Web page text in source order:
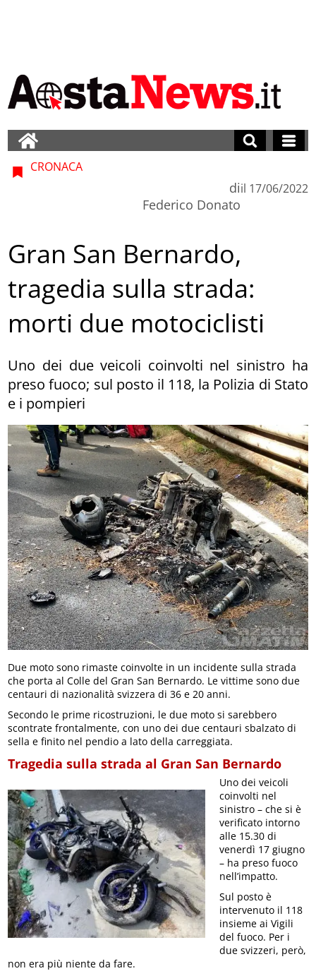
CRONACA
di
Federico Donato
il 17/06/2022
Gran San Bernardo,
tragedia sulla strada:
morti due motociclisti
Uno dei due veicoli coinvolti nel sinistro ha
preso fuoco; sul posto il 118, la Polizia di Stato
e i pompieri
Due moto sono rimaste coinvolte in un incidente sulla strada
che porta al Colle del Gran San Bernardo. Le vittime sono due
centauri di nazionalità svizzera di 36 e 20 anni.
Secondo le prime ricostruzioni, le due moto si sarebbero
scontrate frontalmente, con uno dei due centauri sbalzato di
sella e finito nel pendio a lato della carreggiata.
Tragedia sulla strada al Gran San Bernardo
Uno dei veicoli
coinvolti nel
sinistro – che si è
verificato intorno
alle 15.30 di
venerdì 17 giugno
– ha preso fuoco
nell’impatto.
Sul posto è
intervenuto il 118
insieme ai Vigili
del fuoco. Per i
due svizzeri, però,
non era più niente da fare.